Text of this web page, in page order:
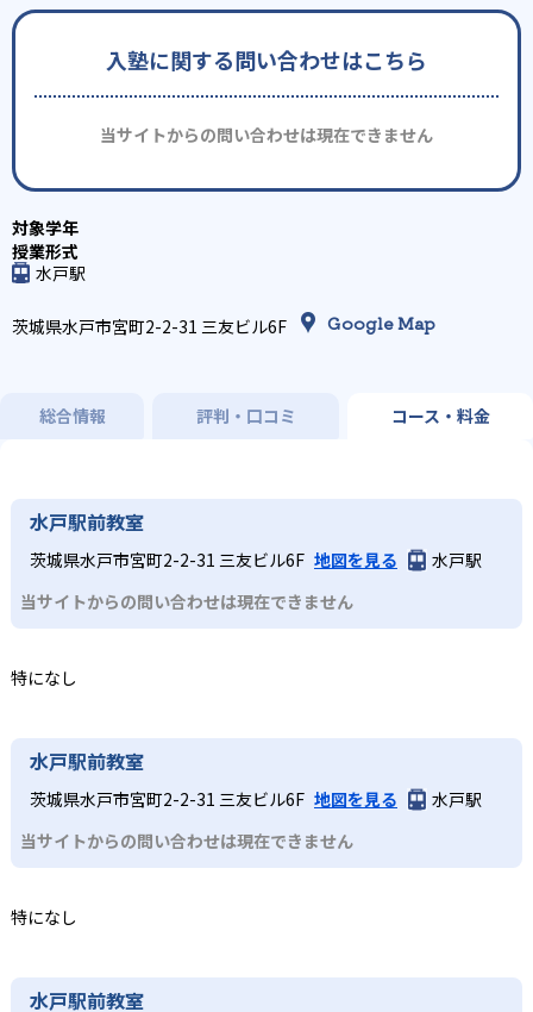
入塾に関する問い合わせはこちら
当サイトからの問い合わせは現在できません
水戸駅
茨城県水戸市宮町2-2-31 三友ビル6F Google Map
総合情報 評判・口コミ コース・料金
水戸駅前教室
茨城県水戸市宮町2-2-31 三友ビル6F 地図を見る
水戸駅
当サイトからの問い合わせは現在できません
特になし
水戸駅前教室
茨城県水戸市宮町2-2-31 三友ビル6F 地図を見る
水戸駅
当サイトからの問い合わせは現在できません
特になし
水戸駅前教室